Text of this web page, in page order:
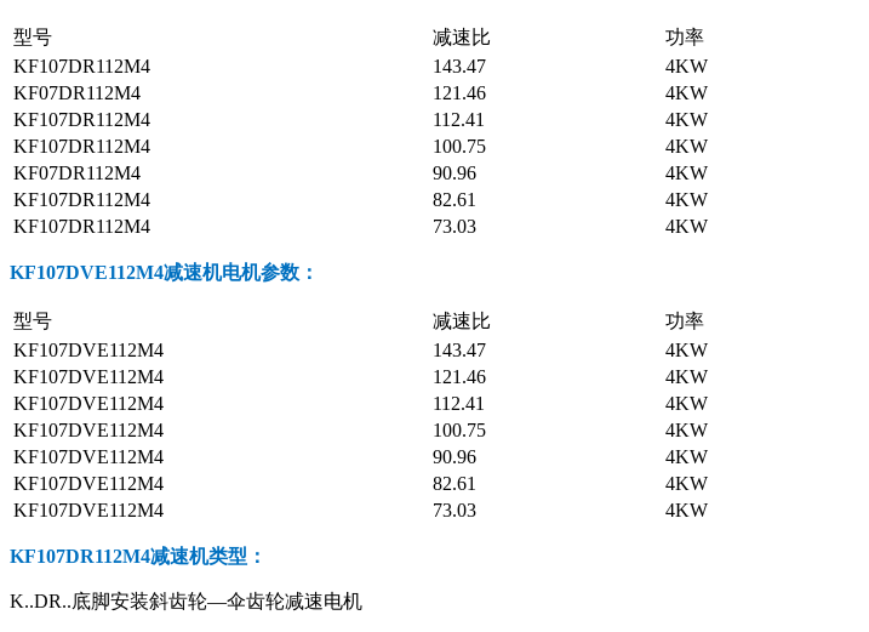
型号 减速比 功率
KF107DR112M4
143.47 4KW
KF07DR112M4
121.46 4KW
KF107DR112M4
112.41 4KW
KF107DR112M4
100.75 4KW
KF07DR112M4
90.96 4KW
KF107DR112M4
82.61 4KW
KF107DR112M4
73.03 4KW
KF107DVE112M4减速机电机参数：
型号 减速比 功率
KF107DVE112M4
143.47 4KW
KF107DVE112M4
121.46 4KW
KF107DVE112M4
112.41 4KW
KF107DVE112M4
100.75 4KW
KF107DVE112M4
90.96 4KW
KF107DVE112M4
82.61 4KW
KF107DVE112M4
73.03 4KW
KF107DR112M4减速机类型：
K..DR..底脚安装斜齿轮—伞齿轮减速电机